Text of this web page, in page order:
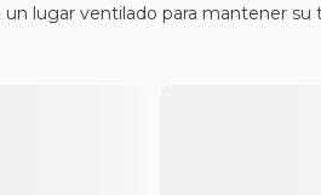
lugar ventilado para mantener